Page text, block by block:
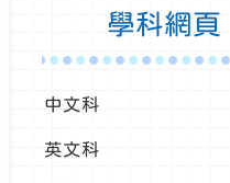
學科網頁
中文科
英文科